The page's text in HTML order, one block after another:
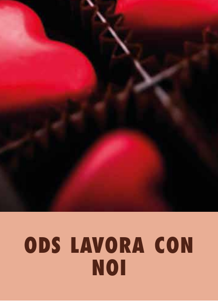
ODS LAVORA CON
NOI